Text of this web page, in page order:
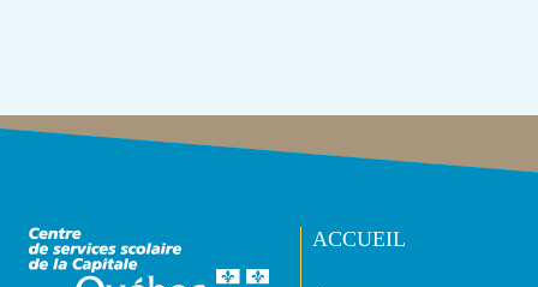
ACCUEIL